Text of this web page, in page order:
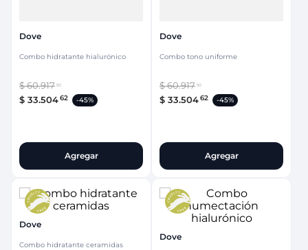
Dove
Combo hidratante hialurónico
$60.917 50
$ 33.50462 -45%
Agregar
Dove
Combo tono uniforme
$60.917 50
$ 33.50462 -45%
Agregar
Dove
Combo hidratante ceramidas
Dove